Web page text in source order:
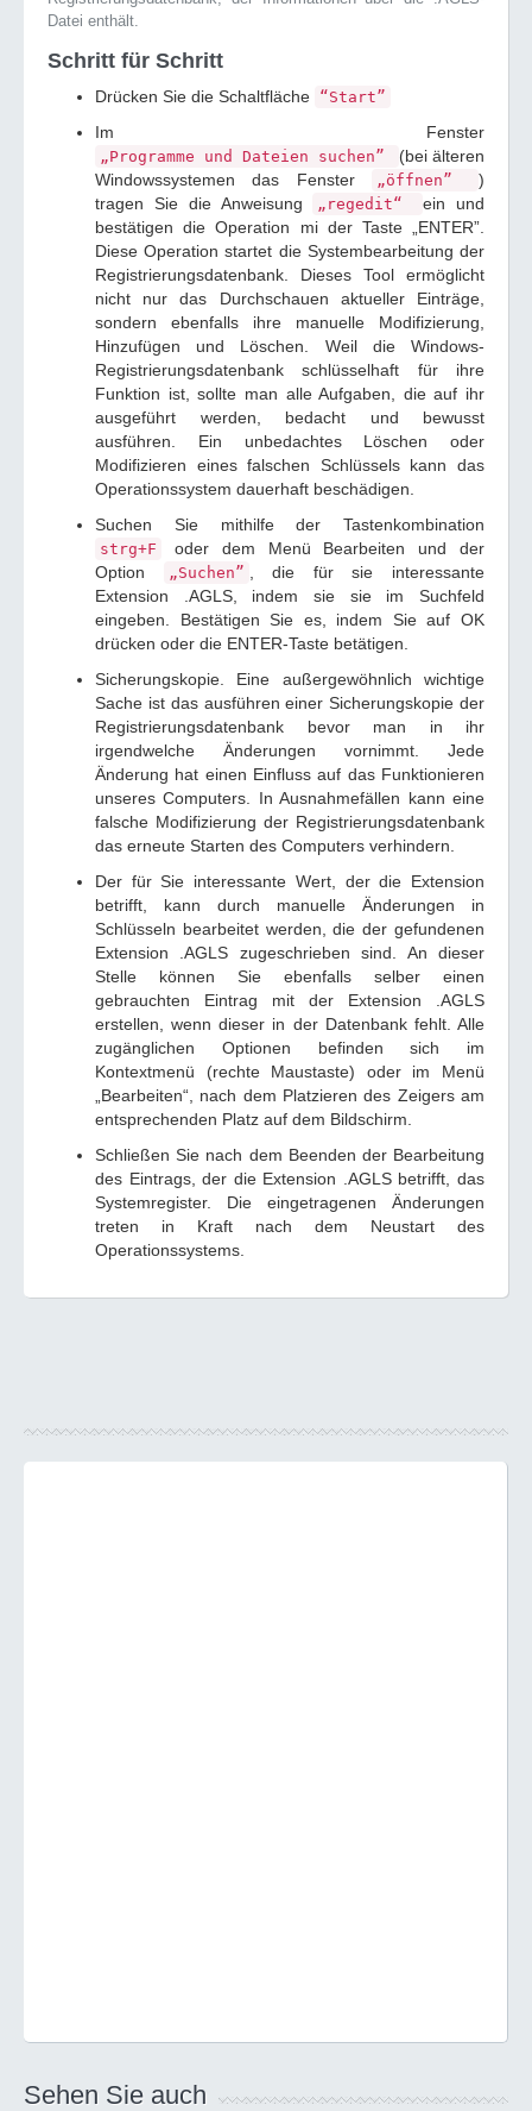
Datei enthält.
Schritt für Schritt
Drücken Sie die Schaltfläche “Start”
Im Fenster
„Programme und Dateien suchen”
(bei älteren
Windowssystemen das Fenster
„öffnen”
)
tragen Sie die Anweisung
„regedit“
ein und
bestätigen die Operation mi der Taste „ENTER”.
Diese Operation startet die Systembearbeitung der
Registrierungsdatenbank. Dieses Tool ermöglicht
nicht nur das Durchschauen aktueller Einträge,
sondern ebenfalls ihre manuelle Modifizierung,
Hinzufügen und Löschen. Weil die Windows-
Registrierungsdatenbank schlüsselhaft für ihre
Funktion ist, sollte man alle Aufgaben, die auf ihr
ausgeführt werden, bedacht und bewusst
ausführen. Ein unbedachtes Löschen oder
Modifizieren eines falschen Schlüssels kann das
Operationssystem dauerhaft beschädigen.
Suchen Sie mithilfe der Tastenkombination
strg+F
oder dem Menü Bearbeiten und der
Option
„Suchen”
, die für sie interessante
Extension .AGLS, indem sie sie im Suchfeld
eingeben. Bestätigen Sie es, indem Sie auf OK
drücken oder die ENTER-Taste betätigen.
Sicherungskopie. Eine außergewöhnlich wichtige
Sache ist das ausführen einer Sicherungskopie der
Registrierungsdatenbank bevor man in ihr
irgendwelche Änderungen vornimmt. Jede
Änderung hat einen Einfluss auf das Funktionieren
unseres Computers. In Ausnahmefällen kann eine
falsche Modifizierung der Registrierungsdatenbank
das erneute Starten des Computers verhindern.
Der für Sie interessante Wert, der die Extension
betrifft, kann durch manuelle Änderungen in
Schlüsseln bearbeitet werden, die der gefundenen
Extension .AGLS zugeschrieben sind. An dieser
Stelle können Sie ebenfalls selber einen
gebrauchten Eintrag mit der Extension .AGLS
erstellen, wenn dieser in der Datenbank fehlt. Alle
zugänglichen Optionen befinden sich im
Kontextmenü (rechte Maustaste) oder im Menü
„Bearbeiten“, nach dem Platzieren des Zeigers am
entsprechenden Platz auf dem Bildschirm.
Schließen Sie nach dem Beenden der Bearbeitung
des Eintrags, der die Extension .AGLS betrifft, das
Systemregister. Die eingetragenen Änderungen
treten in Kraft nach dem Neustart des
Operationssystems.
Sehen Sie auch